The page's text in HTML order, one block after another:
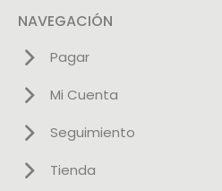
NAVEGACIÓN
Pagar
Mi Cuenta
Seguimiento
Tienda